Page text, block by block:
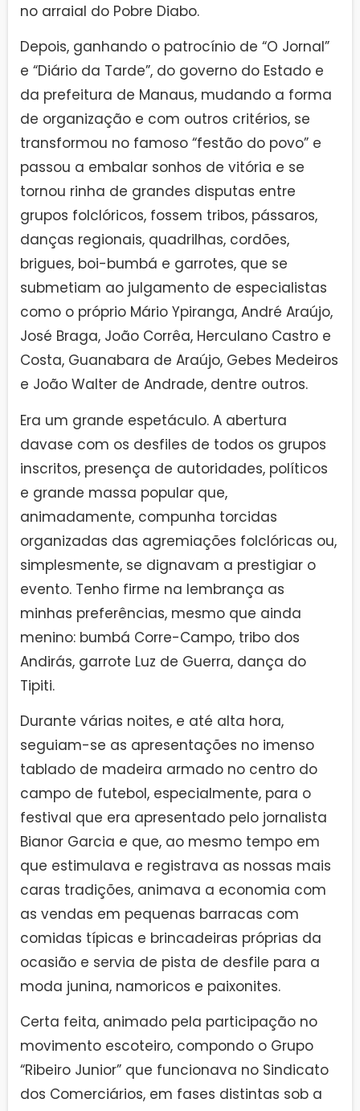
no arraial do Pobre Diabo.
Depois, ganhando o patrocínio de “O Jornal”
e “Diário da Tarde”, do governo do Estado e
da prefeitura de Manaus, mudando a forma
de organização e com outros critérios, se
transformou no famoso “festão do povo” e
passou a embalar sonhos de vitória e se
tornou rinha de grandes disputas entre
grupos folclóricos, fossem tribos, pássaros,
danças regionais, quadrilhas, cordões,
brigues, boi-bumbá e garrotes, que se
submetiam ao julgamento de especialistas
como o próprio Mário Ypiranga, André Araújo,
José Braga, João Corrêa, Herculano Castro e
Costa, Guanabara de Araújo, Gebes Medeiros
e João Walter de Andrade, dentre outros.
Era um grande espetáculo. A abertura
davase com os desfiles de todos os grupos
inscritos, presença de autoridades, políticos
e grande massa popular que,
animadamente, compunha torcidas
organizadas das agremiações folclóricas ou,
simplesmente, se dignavam a prestigiar o
evento. Tenho firme na lembrança as
minhas preferências, mesmo que ainda
menino: bumbá Corre-Campo, tribo dos
Andirás, garrote Luz de Guerra, dança do
Tipiti.
Durante várias noites, e até alta hora,
seguiam-se as apresentações no imenso
tablado de madeira armado no centro do
campo de futebol, especialmente, para o
festival que era apresentado pelo jornalista
Bianor Garcia e que, ao mesmo tempo em
que estimulava e registrava as nossas mais
caras tradições, animava a economia com
as vendas em pequenas barracas com
comidas típicas e brincadeiras próprias da
ocasião e servia de pista de desfile para a
moda junina, namoricos e paixonites.
Certa feita, animado pela participação no
movimento escoteiro, compondo o Grupo
“Ribeiro Junior” que funcionava no Sindicato
dos Comerciários, em fases distintas sob a